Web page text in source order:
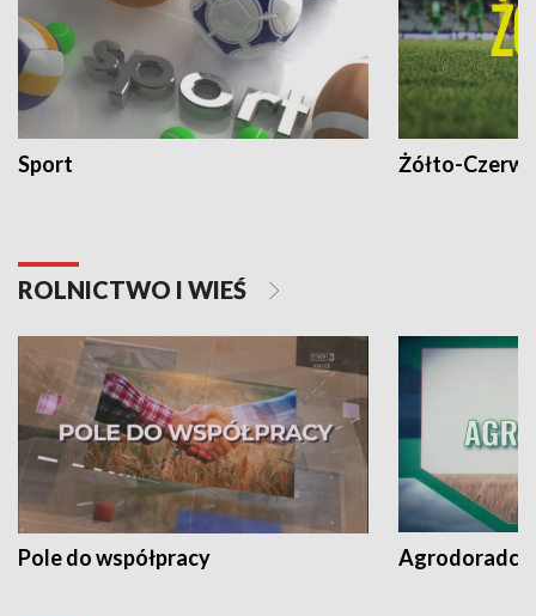
Sport Żółto-
ROLNICTWO I WIEŚ
Pole do współpracy Agrodoradcy